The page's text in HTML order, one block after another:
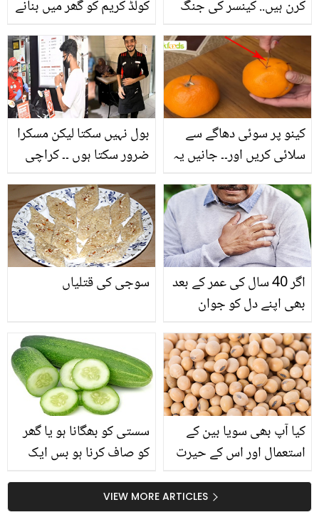
کولڈ کریم کو گھر میں بنانے
جلدی اور کرے آپ کی جلد
کو موائسچرائز
کرن ہیں.. کینسر کی جنگ
کٹواتے ہوئے ویڈیو دیکھ کر
پاکستانی اداکارائیں بھی
جذباتی ہوگئیں
بول نہیں سکتا لیکن مسکرا
ضرور سکتا ہوں ۔۔ کراچی
گویائی سے محروم نوجوان
کو نوکری پر رکھ لیا
کینو پر سوئی دھاگے سے
سلائی کریں اور۔۔ جانیں یہ
روپے کیسے بچا سکتا ہے؟
سوجی کی قتلیاں
اگر 40 سال کی عمر کے بعد
بھی اپنے دل کو جوان
چاہتے ہیں تو۔۔۔۔۔۔ کون سی
عادت اپنائیں؟
سستی کو بھگانا ہو یا گھر
کو صاف کرنا ہو بس ایک
آسان کرسکتا ہے مگر ۔۔
کیا آپ بھی سویا بین کے
استعمال اور اس کے حیرت
ہیں؟ جانیں اس میں چھپےVIEW MORE ARTICLES